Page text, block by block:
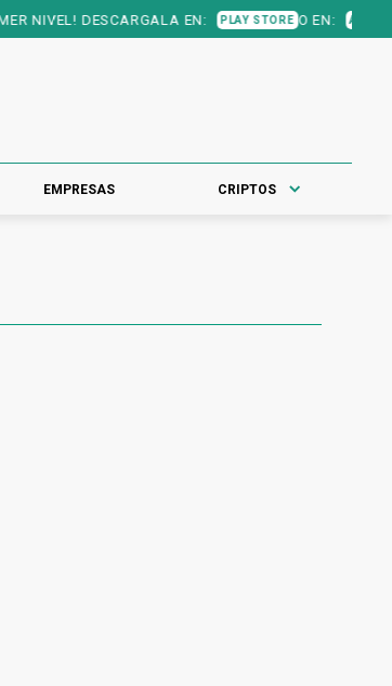
NIVEL! DESCARGALA EN: PLAY STORE O EN: APP STORE
EMPRESAS CRIPTOS